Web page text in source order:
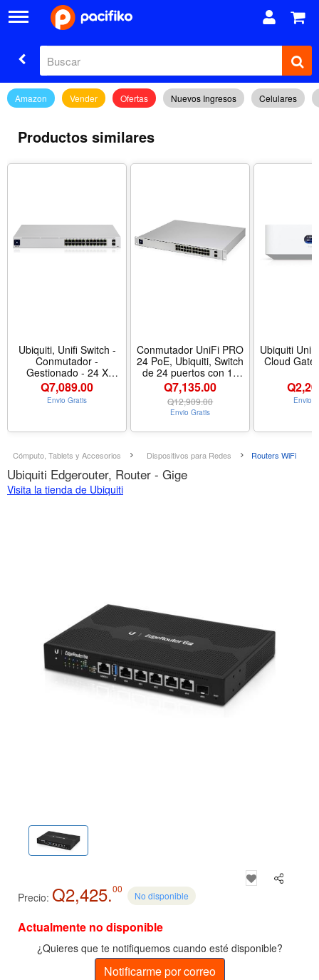
Amazon Vender Ofertas Nuevos Ingresos Celulares
Productos similares
Ubiquiti, Unifi Switch -
Conmutador -
Gestionado - 24 X
10/100/1000 (16 Poe+)
+ 2 X Gigabit SFP -
Sobremesa, Montaje En
Q7,089.00
Envio Gratis
Conmutador UniFi PRO
24 PoE, Ubiquiti, Switch
de 24 puertos con 16
Puertos 802.3at PoE + 8
Puertos 802.3bt PoE ++
Q7,135.00
Q12,909.00
Envio Gratis
Ubiquiti
Cloud
Q
Envio
Cómputo, Tablets y Accesorios Dispositivos para Redes Routers WiFi
Ubiquiti Edgerouter, Router - Gige
Visita la tienda de Ubiquiti
Precio: Q2,425.00
No disponible
Actualmente no disponible
¿Quieres que te notifiquemos cuando esté disponible?
Notificarme por correo